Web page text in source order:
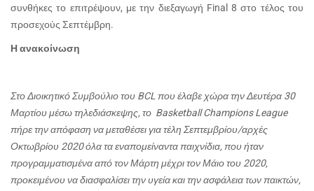
συνθήκες το επιτρέψουν, με την διεξαγωγή Final 8 στο τέλος του
προσεχούς Σεπτέμβρη.
Η ανακοίνωση
Στο Διοικητικό Συμβούλιο του BCL που έλαβε χώρα την Δευτέρα 30
Μαρτίου μέσω τηλεδιάσκεψης, το Basketball Champions League
πήρε την απόφαση να μεταθέσει για τέλη Σεπτεμβρίου/αρχές
Οκτωβρίου 2020 όλα τα εναπομείναντα παιχνίδια, που ήταν
προγραμματισμένα από τον Μάρτη μέχρι τον Μάιο του 2020,
προκειμένου να διασφαλίσει την υγεία και την ασφάλεια των παικτών,